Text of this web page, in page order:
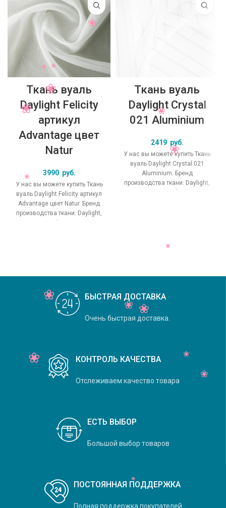
Ткань вуаль
Daylight Felicity
артикул
Advantage цвет
Natur
3990 руб.
У нас вы можете купить Ткань
вуаль Daylight Felicity артикул
Advantage цвет Natur. Бренд
производства ткани: Daylight,
коллекция Felicity, основной
Ткань вуаль
Daylight Crystal
021 Aluminium
2419 руб.
У нас вы можете купить Ткань
вуаль Daylight Crystal 021
Aluminium. Бренд
производства ткани: Daylight,
коллекция Crystal, основной
БЫСТРАЯ ДОСТАВКА
Очень быстрая доставка.
КОНТРОЛЬ КАЧЕСТВА
Отслеживаем качество товара
ЕСТЬ ВЫБОР
Большой выбор товаров
ПОСТОЯННАЯ ПОДДЕРЖКА
Полная поддержка покупателей